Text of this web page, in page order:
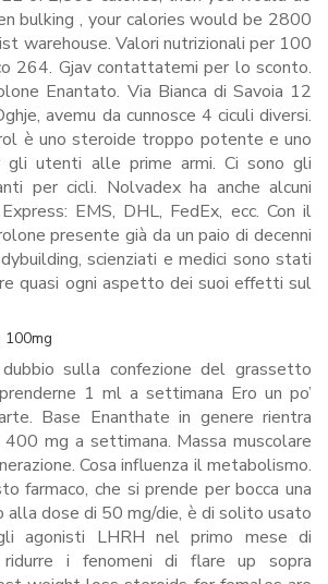
bulking , your calories would be 2800
warehouse. Valori nutrizionali per 100
264. Gjav contattatemi per lo sconto.
Enantato. Via Bianca di Savoia 12
avemu da cunnosce 4 ciculi diversi.
è uno steroide troppo potente e uno
gli utenti alle prime armi. Ci sono gli
per cicli. Nolvadex ha anche alcuni
EMS, DHL, FedEx, ecc. Con il
presente già da un paio di decenni
scienziati e medici sono stati
quasi ogni aspetto dei suoi effetti sul
sulla confezione del grassetto
1 ml a settimana Ero un po’
Base Enanthate in genere rientra
mg a settimana. Massa muscolare
Cosa influenza il metabolismo.
farmaco, che si prende per bocca una
alla dose di 50 mg/die, è di solito usato
agonisti LHRH nel primo mese di
i fenomeni di flare up sopra